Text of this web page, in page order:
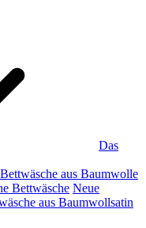
Das
Bettwäsche aus Baumwolle
Bettwäsche Neue
aus Baumwollsatin